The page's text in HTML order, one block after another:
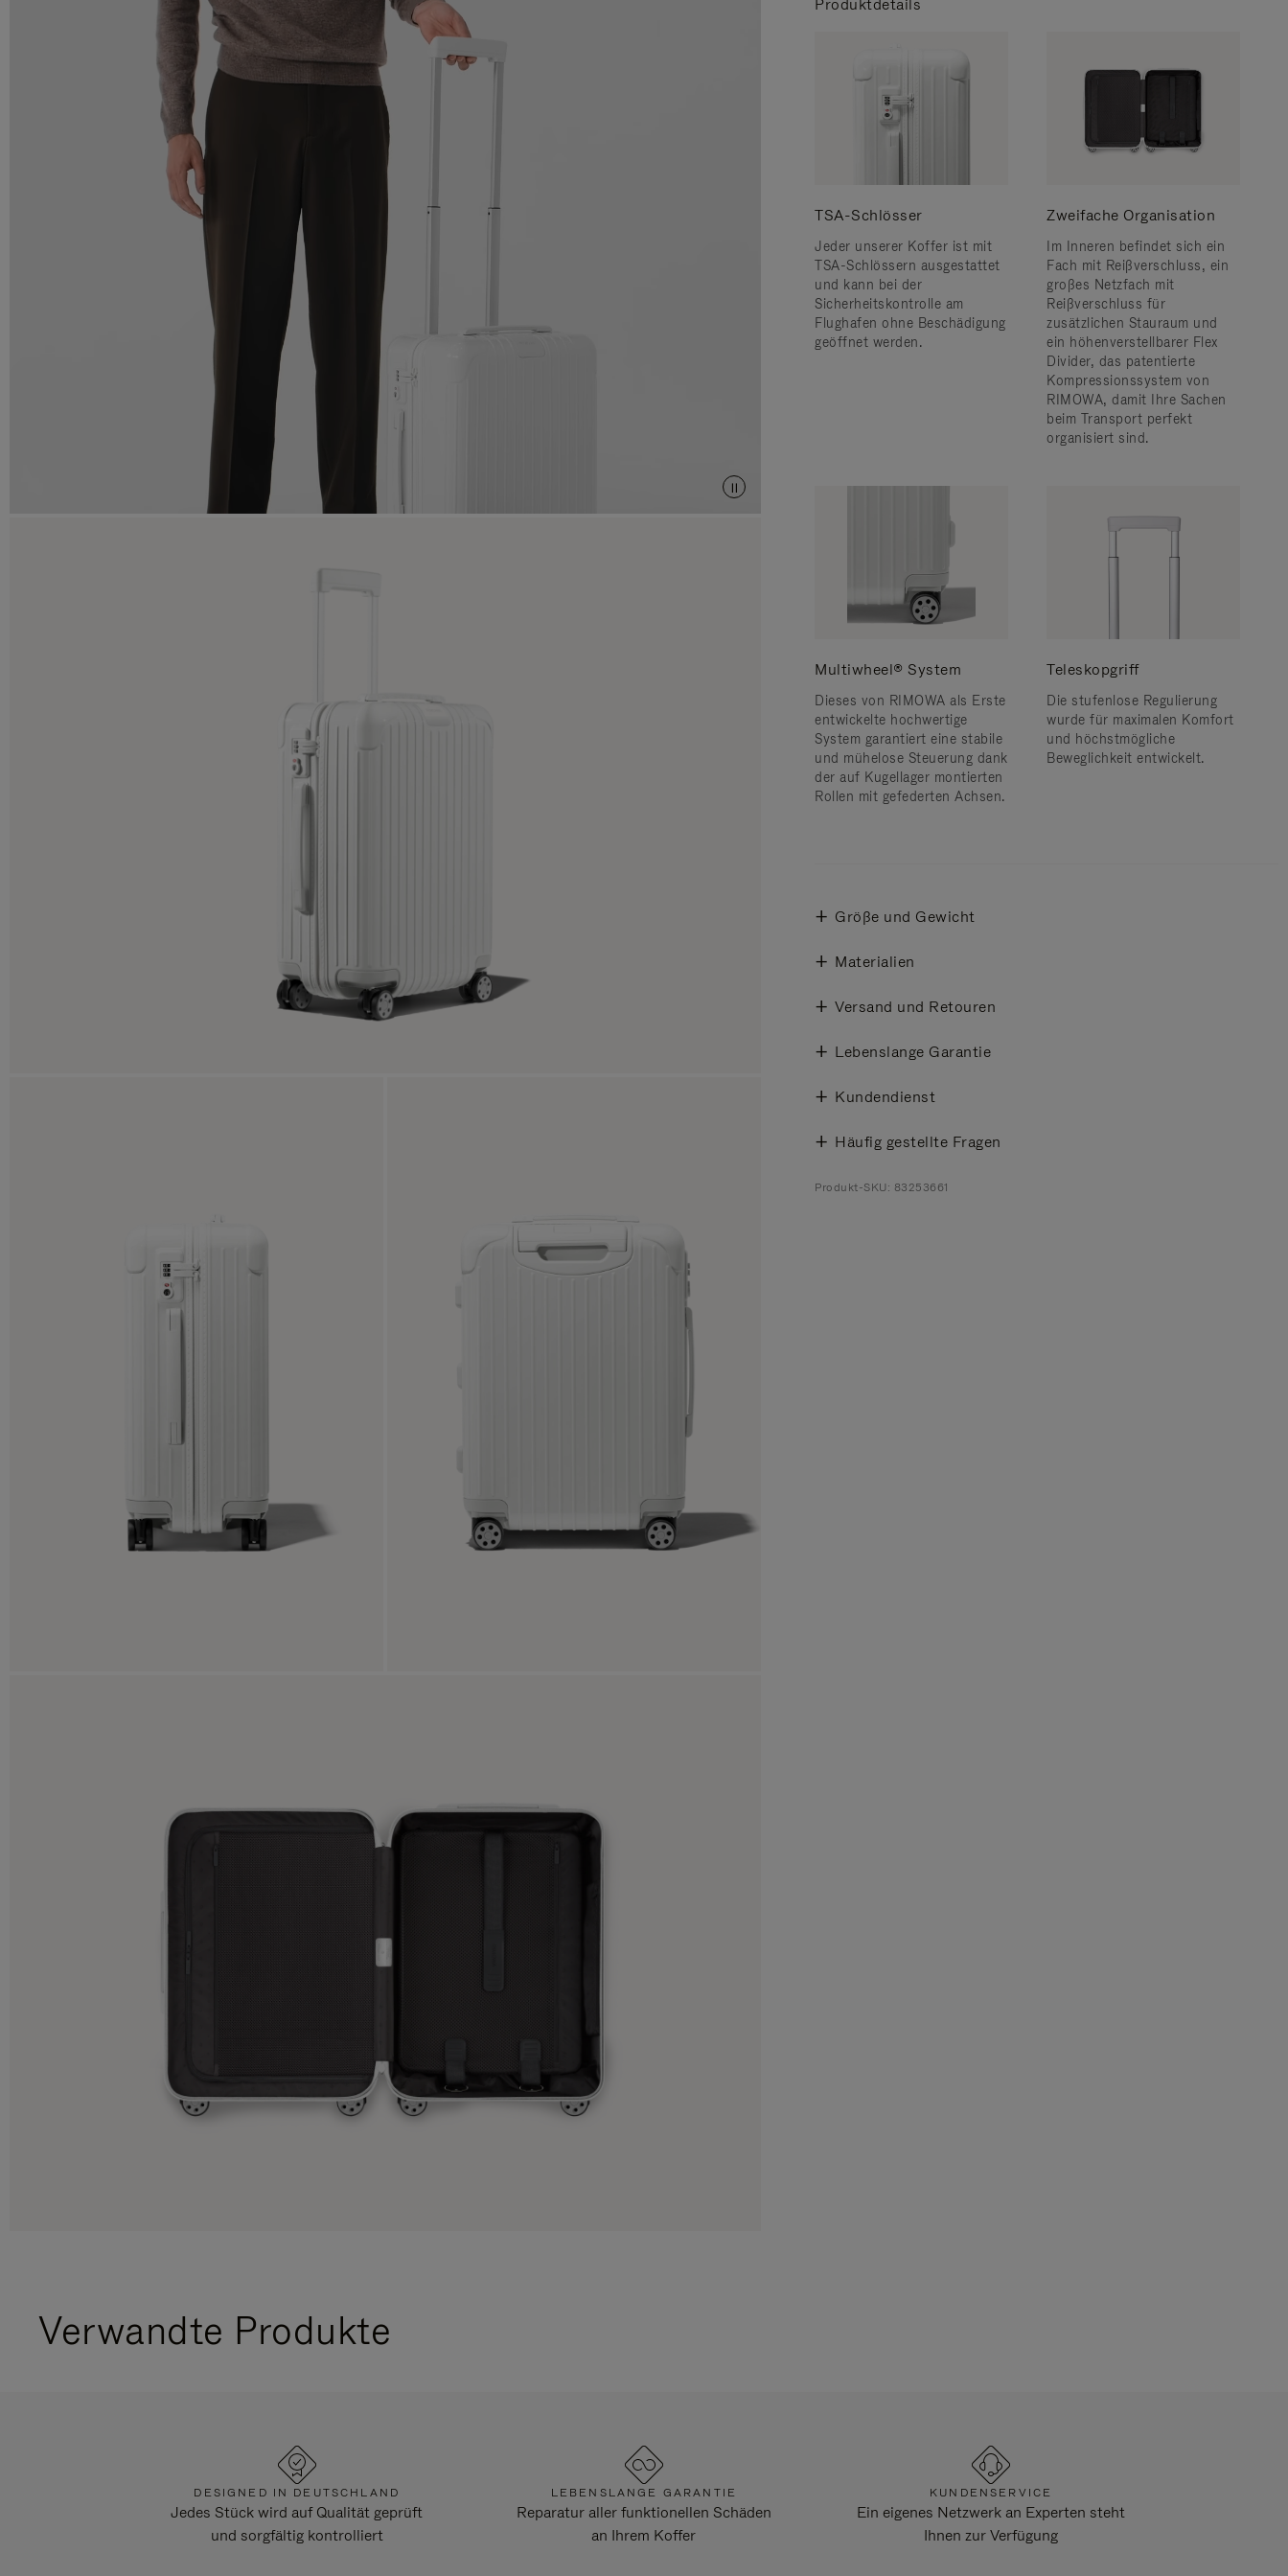
Produktdetails
TSA-Schlösser
Jeder unserer Koffer ist mit
TSA-Schlössern ausgestattet
und kann bei der
Sicherheitskontrolle am
Flughafen ohne Beschädigung
geöffnet werden.
Zweifache Organisation
Im Inneren befindet sich ein
Fach mit Reißverschluss, ein
großes Netzfach mit
Reißverschluss für
zusätzlichen Stauraum und
ein höhenverstellbarer Flex
Divider, das patentierte
Kompressionssystem von
RIMOWA, damit Ihre Sachen
beim Transport perfekt
organisiert sind.
Multiwheel® System
Dieses von RIMOWA als Erste
entwickelte hochwertige
System garantiert eine stabile
und mühelose Steuerung dank
der auf Kugellager montierten
Rollen mit gefederten Achsen.
Teleskopgriff
Die stufenlose Regulierung
wurde für maximalen Komfort
und höchstmögliche
Beweglichkeit entwickelt.
Größe und Gewicht
Materialien
Versand und Retouren
Lebenslange Garantie
Kundendienst
Häufig gestellte Fragen
Produkt-SKU: 83253661
Verwandte Produkte
DESIGNED IN DEUTSCHLAND
Jedes Stück wird auf Qualität geprüft
und sorgfältig kontrolliert
LEBENSLANGE GARANTIE
Reparatur aller funktionellen Schäden
an Ihrem Koffer
KUNDENSERVICE
Ein eigenes Netzwerk an Experten steht
Ihnen zur Verfügung